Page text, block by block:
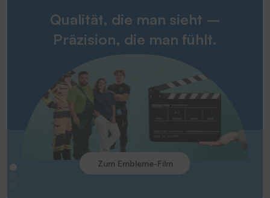
Qualität, die man sieht –
Präzision, die man fühlt.
Zum Embleme-Film